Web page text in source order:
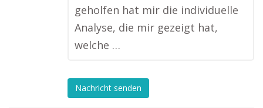
geholfen hat mir die individuelle
Analyse, die mir gezeigt hat,
welche …
Nachricht senden